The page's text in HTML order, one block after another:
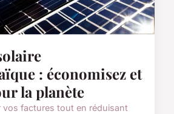
: économisez et
la planète
vos factures tout en réduisant